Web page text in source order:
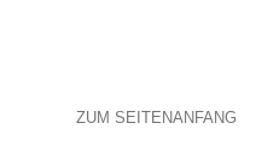
ZUM SEITENANFANG